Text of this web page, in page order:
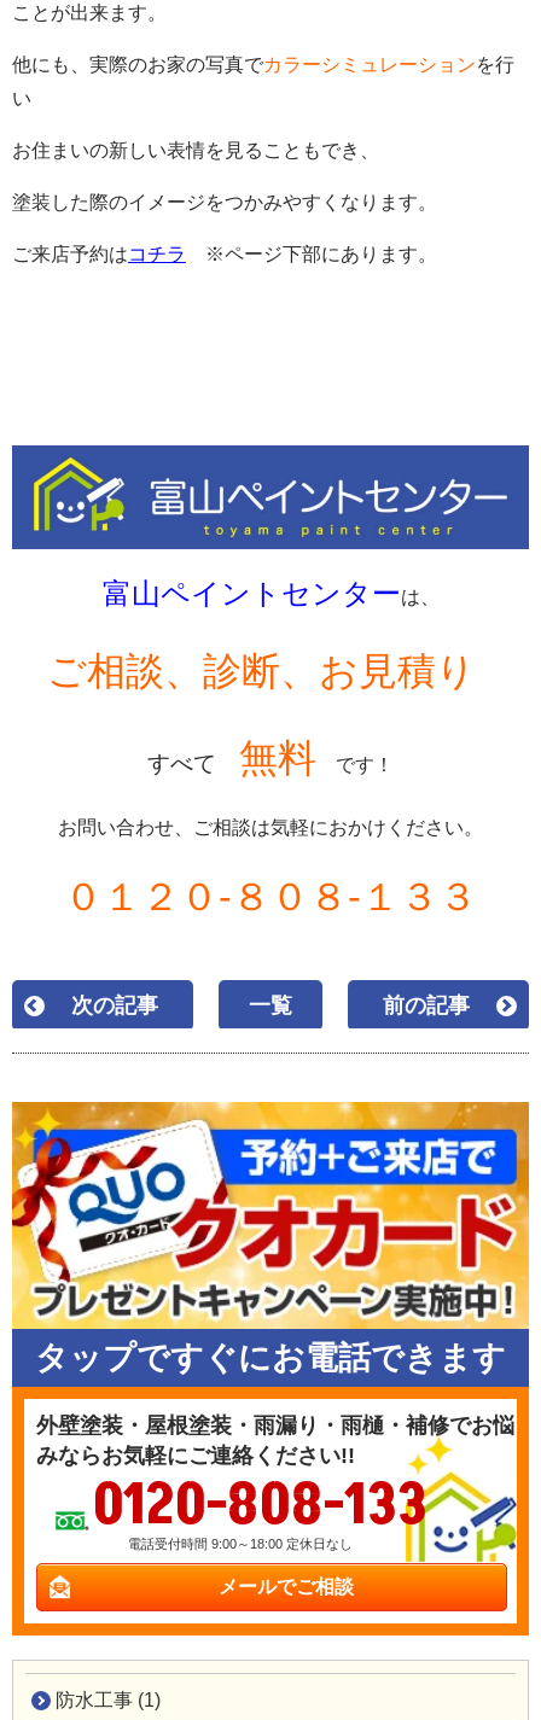
ことが出来ます。
他にも、実際のお家の写真でカラーシミュレーションを行
い
お住まいの新しい表情を見ることもでき、
塗装した際のイメージをつかみやすくなります。
ご来店予約はコチラ ※ページ下部にあります。
富山ペイントセンターは、
ご相談、診断、お見積り
すべて 無料 です！
お問い合わせ、ご相談は気軽におかけください。
０１２０-８０８-１３３
次の記事 一覧 前の記事
タップですぐにお電話できます
外壁塗装・屋根塗装・雨漏り・雨樋・補修でお悩
みならお気軽にご連絡ください!!
0120-808-133
電話受付時間 9:00～18:00 定休日なし
メールでご相談
防水工事 (1)